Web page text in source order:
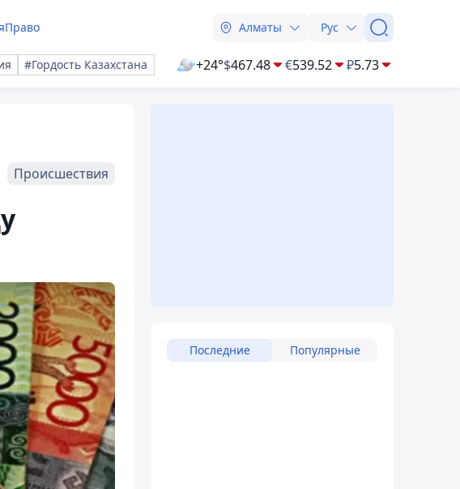
Право Алматы Рус
#Гордость Казахстана +24°$467.48 €539.52 ₽5.73
Происшествия
Последние Популярные